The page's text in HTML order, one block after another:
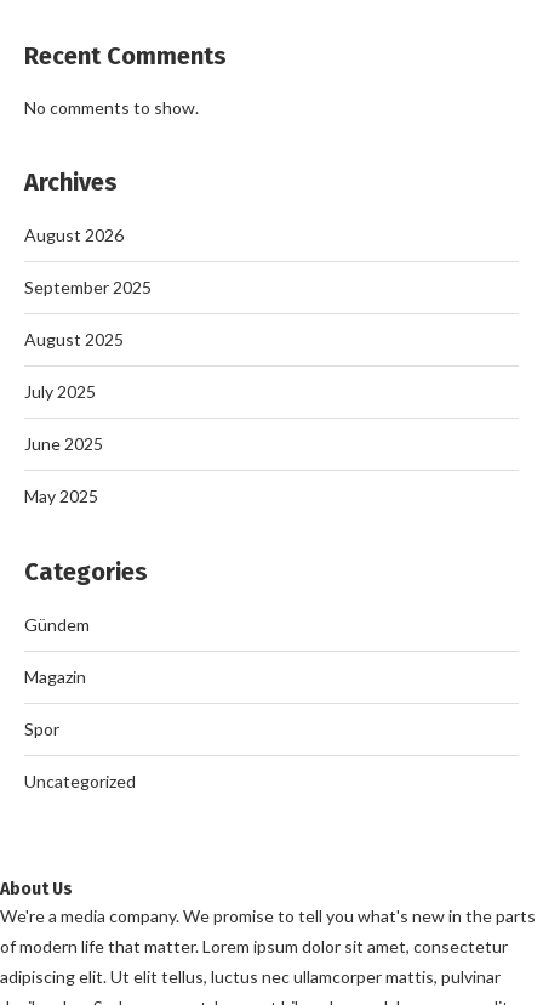
Recent Comments
No comments to show.
Archives
August 2026
September 2025
August 2025
July 2025
June 2025
May 2025
Categories
Gündem
Magazin
Spor
Uncategorized
About Us
We're a media company. We promise to tell you what's new in the parts
of modern life that matter. Lorem ipsum dolor sit amet, consectetur
adipiscing elit. Ut elit tellus, luctus nec ullamcorper mattis, pulvinar